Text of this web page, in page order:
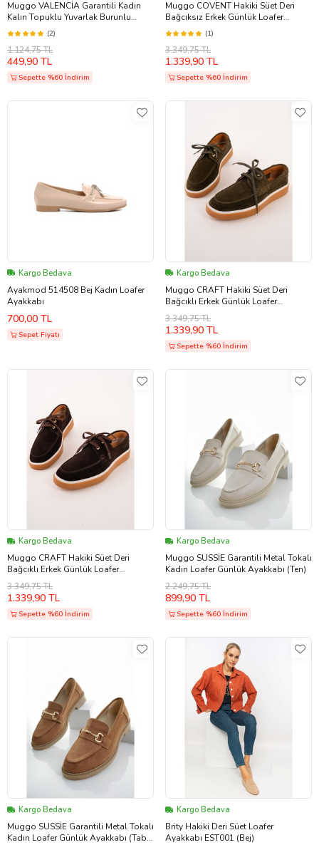
Muggo VALENCİA Garantili Kadın
Kalın Topuklu Yuvarlak Burunlu
Metal Tokalı Loafer Günlük Ayakkabı
(Ten)
(2)
1.124,75 TL
449,90 TL
Sepette %60 İndirim
Muggo COVENT Hakiki Süet Deri
Bağcıksız Erkek Günlük Loafer
Ayakkabı (Siyah)
(1)
3.349,75 TL
1.339,90 TL
Sepette %60 İndirim
Kargo Bedava
Ayakmod 514508 Bej Kadın Loafer
Ayakkabı
700,00 TL
Sepet Fiyatı
Kargo Bedava
Muggo CRAFT Hakiki Süet Deri
Bağcıklı Erkek Günlük Loafer
Ayakkabı
3.349,75 TL
1.339,90 TL
Sepette %60 İndirim
Kargo Bedava
Muggo CRAFT Hakiki Süet Deri
Bağcıklı Erkek Günlük Loafer
Ayakkabı (Kahverengi)
3.349,75 TL
1.339,90 TL
Sepette %60 İndirim
Kargo Bedava
Muggo SUSSİE Garantili Metal Tokalı
Kadın Loafer Günlük Ayakkabı (Ten)
2.249,75 TL
899,90 TL
Sepette %60 İndirim
Kargo Bedava
Muggo SUSSİE Garantili Metal Tokalı
Kadın Loafer Günlük Ayakkabı (Taba
Kargo Bedava
Brity Hakiki Deri Süet Loafer
Ayakkabı EST001 (Bej)